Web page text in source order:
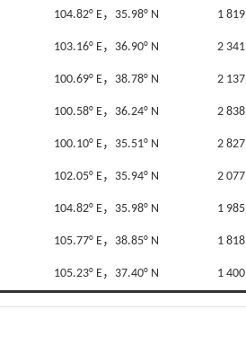
104.82° E，35.98° N 1 819
103.16° E，36.90° N 2 341
100.69° E，38.78° N 2 137
100.58° E，36.24° N 2 838
100.10° E，35.51° N 2 827
102.05° E，35.94° N 2 077
104.82° E，35.98° N 1 985
105.77° E，38.85° N 1 818
105.23° E，37.40° N 1 400